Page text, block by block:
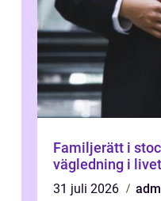
Familjerätt i
vägledning i
31 juli 2026